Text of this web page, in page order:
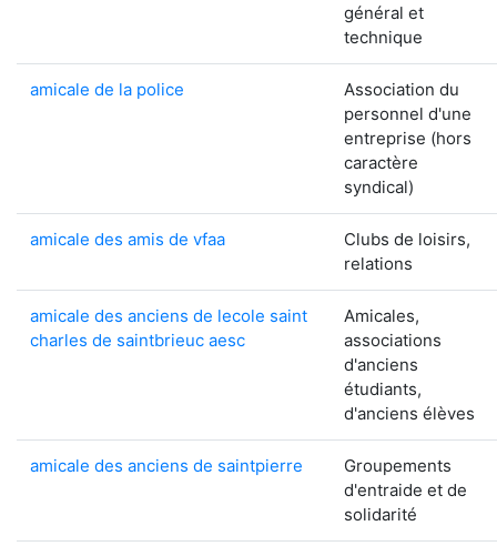
général et
technique
amicale de la police
Association du
personnel d'une
entreprise (hors
caractère
syndical)
amicale des amis de vfaa
Clubs de loisirs,
relations
amicale des anciens de lecole saint
charles de saintbrieuc aesc
Amicales,
associations
d'anciens
étudiants,
d'anciens élèves
amicale des anciens de saintpierre
Groupements
d'entraide et de
solidarité